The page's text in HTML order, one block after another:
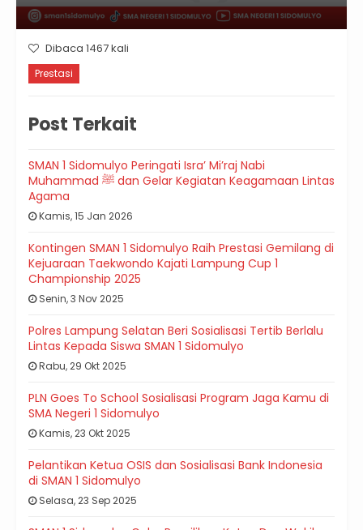
Dibaca 1467 kali
Prestasi
Post Terkait
SMAN 1 Sidomulyo Peringati Isra’ Mi’raj Nabi
Muhammad ﷺ dan Gelar Kegiatan Keagamaan Lintas
Agama
Kamis, 15 Jan 2026
Kontingen SMAN 1 Sidomulyo Raih Prestasi Gemilang di
Kejuaraan Taekwondo Kajati Lampung Cup 1
Championship 2025
Senin, 3 Nov 2025
Polres Lampung Selatan Beri Sosialisasi Tertib Berlalu
Lintas Kepada Siswa SMAN 1 Sidomulyo
Rabu, 29 Okt 2025
PLN Goes To School Sosialisasi Program Jaga Kamu di
SMA Negeri 1 Sidomulyo
Kamis, 23 Okt 2025
Pelantikan Ketua OSIS dan Sosialisasi Bank Indonesia
di SMAN 1 Sidomulyo
Selasa, 23 Sep 2025